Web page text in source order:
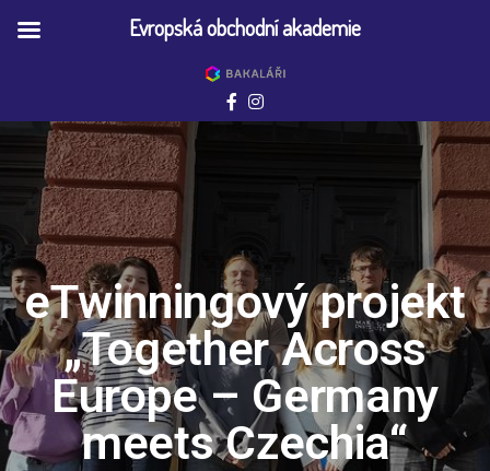
eTwinningový projekt
„Together Across
Europe – Germany
meets Czechia“
Evropská obchodní akademie